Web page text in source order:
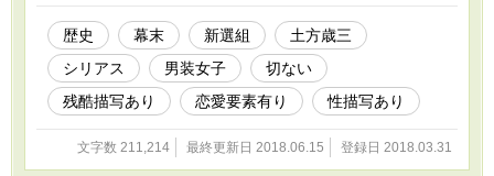
らけでございます。 ※小説家になろうにも投稿
しております。
歴史 幕末 新選組
土方歳三
シリアス
男装女子
切ない
残酷描写あり
恋愛要素有り 性描写あり
文字数 211,214 最終更新日 2018.06.15 登録日 2018.03.31